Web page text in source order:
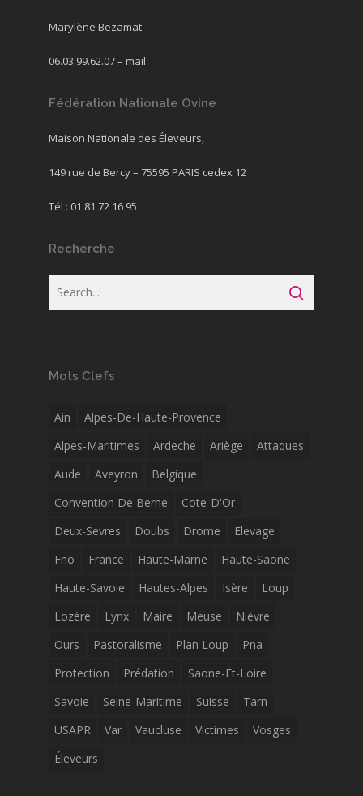
Marylène Bezamat
06.03.99.62.07 – mail
Fédération Nationale Ovine
Maison Nationale des Éleveurs,
149 rue de Bercy – 75595 PARIS cedex 12
Tél : 01 81 72 16 95
Recherche
Mots Clefs
Ain
Alpes-De-Haute-Provence
Alpes-Maritimes
Ardeche Ariège
Attaques
Aude
Aveyron
Belgique
Convention De Berne
Cote-D'Or
Deux-Sevres
Doubs Drome
Elevage
Fno
France Haute-Marne
Haute-Saone
Haute-Savoie
Hautes-Alpes Isère
Loup
Lozère
Lynx Maire Meuse
Nièvre
Ours
Pastoralisme Plan Loup
Pna
Protection
Prédation
Saone-Et-Loire
Savoie
Seine-Maritime Suisse
Tarn
USAPR
Var Vaucluse Victimes
Vosges
Éleveurs